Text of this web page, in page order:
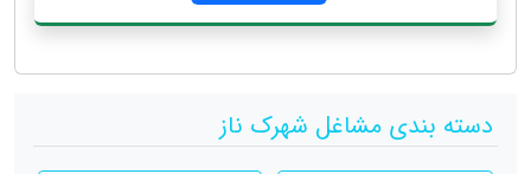
دسته بندی مشاغل شهرک ناز